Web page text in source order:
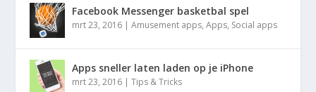
Facebook Messenger basketbal spel
mrt 23, 2016 |Amusement apps,Apps, Social apps
Apps sneller laten laden op je iPhone
mrt 23, 2016 |Tips & Tricks